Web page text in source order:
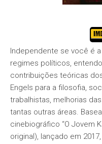
Independente se você é
regimes políticos,
contribuições teóricas
Engels para a filosofia,
trabalhistas, melhorias
tantas outras áreas.
cinebiográfico “O Jovem
original), lançado em